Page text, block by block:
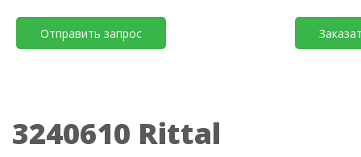
Отправить запрос
3240610 Rittal